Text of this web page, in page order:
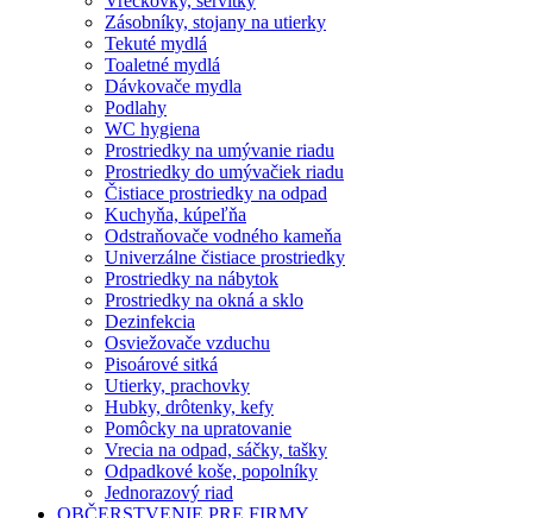
Zásobníky, stojany na utierky
Tekuté mydlá
Toaletné mydlá
Dávkovače mydla
Podlahy
WC hygiena
Prostriedky na umývanie riadu
Prostriedky do umývačiek riadu
Čistiace prostriedky na odpad
Kuchyňa, kúpeľňa
Odstraňovače vodného kameňa
Univerzálne čistiace prostriedky
Prostriedky na nábytok
Prostriedky na okná a sklo
Dezinfekcia
Osviežovače vzduchu
Pisoárové sitká
Utierky, prachovky
Hubky, drôtenky, kefy
Pomôcky na upratovanie
Vrecia na odpad, sáčky, tašky
Odpadkové koše, popolníky
Jednorazový riad
OBČERSTVENIE PRE FIRMY